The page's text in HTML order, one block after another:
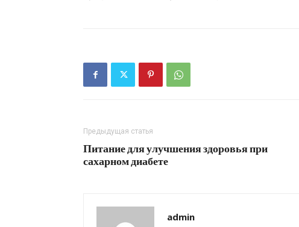
Предыдущая статья
Питание для улучшения здоровья при
сахарном диабете
admin